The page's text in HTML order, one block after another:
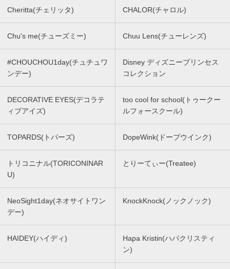
Cheritta(チェリッタ) CHALOR(チャロル)
Chu's me(チューズミー) Chuu Lens(チューレンズ)
#CHOUCHOU1day(チュチュワ
ンデー)
Disney ディズニープリンセス
コレクション
DECORATIVE EYES(デコラテ
ィブアイズ)
too cool for school(トゥークー
ルフォースクール)
TOPARDS(トパーズ) DopeWink(ドープウインク)
トリコニナル(TORICONINAR
U)
とりーてぃー(Treatee)
NeoSight1day(ネオサイトワン
デー)
KnockKnock(ノックノック)
HAIDEY(ハイディ)
Hapa Kristin(ハパクリスティ
ン)